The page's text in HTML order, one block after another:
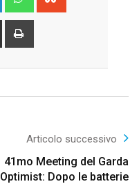
Share
Articolo successivo
41mo Meeting del Garda
Optimist: Dopo le batterie